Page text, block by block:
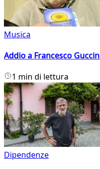
Musica
Addio a Francesco
1 min di lettura
Dipendenze